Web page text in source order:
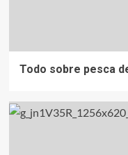
Todo sobre pesca